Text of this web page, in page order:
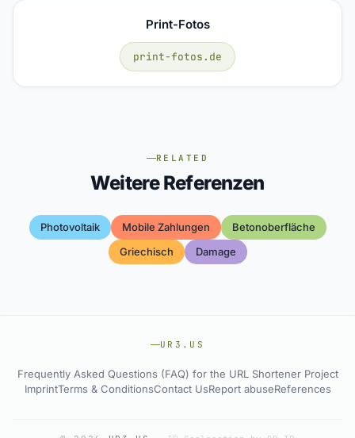
Print-Fotos
print-fotos.de
RELATED
Weitere Referenzen
Photovoltaik Mobile Zahlungen
Betonoberfläche
Griechisch
Damage
UR3.US
Frequently Asked Questions (FAQ) for the URL Shortener Project
ImprintTerms & ConditionsContact UsReport abuseReferences